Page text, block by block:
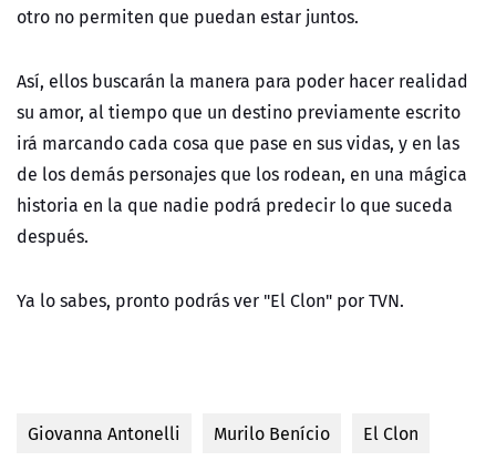
otro no permiten que puedan estar juntos.
Así, ellos buscarán la manera para poder hacer realidad
su amor, al tiempo que un destino previamente escrito
irá marcando cada cosa que pase en sus vidas, y en las
de los demás personajes que los rodean, en una mágica
historia en la que nadie podrá predecir lo que suceda
después.
Ya lo sabes, pronto podrás ver "El Clon" por TVN.
Giovanna Antonelli Murilo Benício El Clon